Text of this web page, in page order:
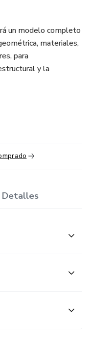
un modelo completo
materiales,
para
y la
estructural del
Detalles